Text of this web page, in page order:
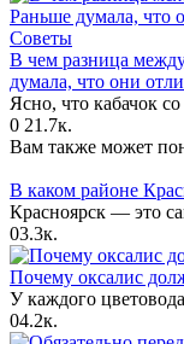
Советы
В чем разница
думала, что они
Ясно, что кабачок
0 21.7к.
Вам также может
В каком районе
Красноярск — это
03.3к.
Почему оксалис
У каждого
04.2к.